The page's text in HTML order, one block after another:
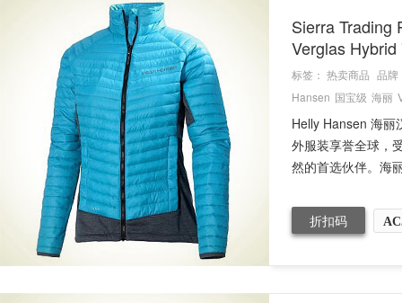
Sierra Trading
Verglas
标签： 热卖商品 品牌
Hansen 国宝级 海丽
Helly Hansen 海丽
外服装享誉全球，
然的首选伙伴。海
折扣码